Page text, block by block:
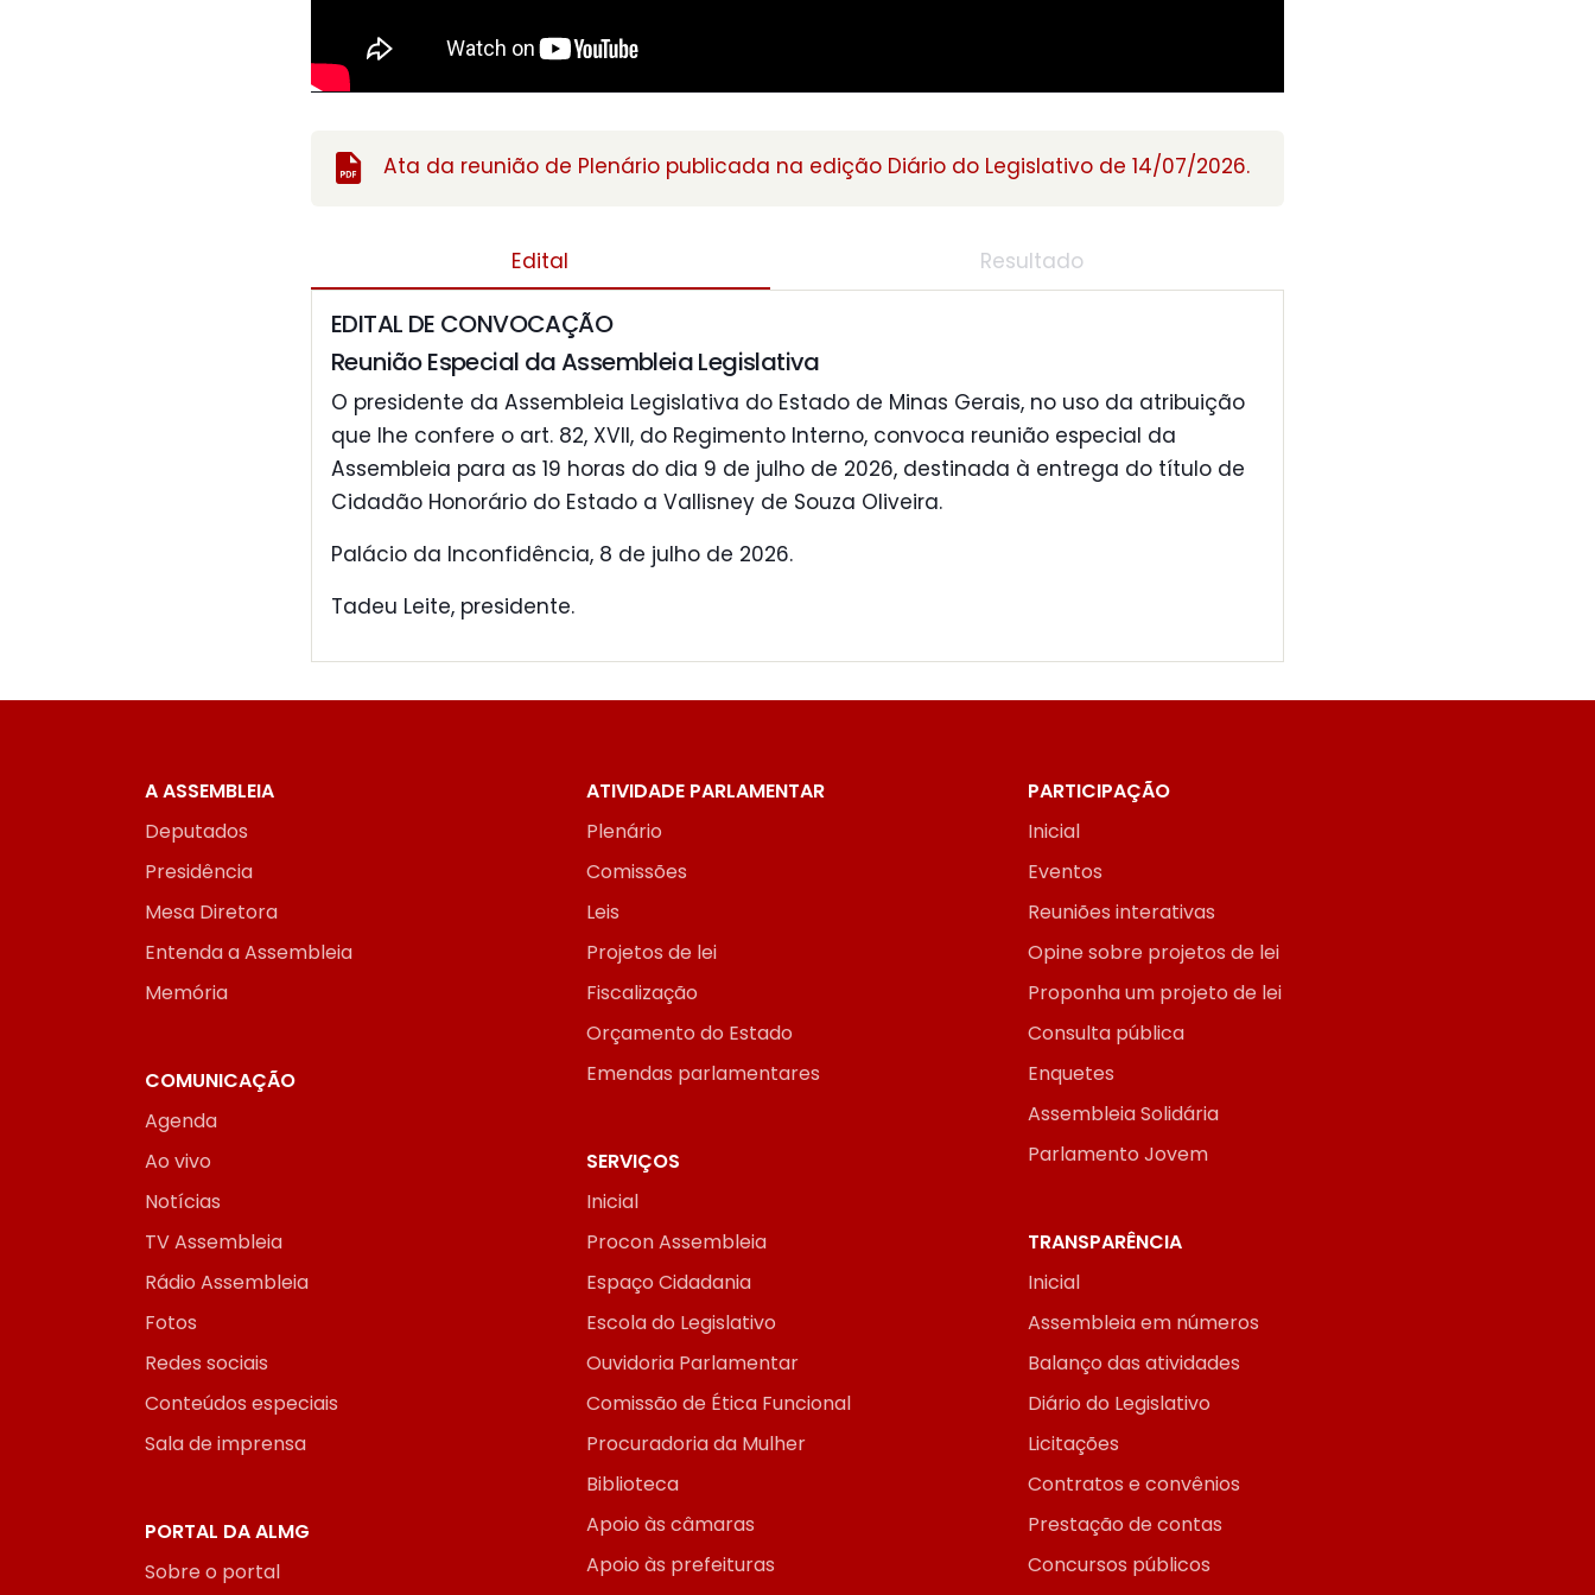
Ata da reunião de Plenário publicada na edição Diário do Legislativo de 14/07/2026.
Edital Resultado
EDITAL DE CONVOCAÇÃO
Reunião Especial da Assembleia Legislativa
O presidente da Assembleia Legislativa do Estado de Minas Gerais, no uso da atribuição
que lhe confere o art. 82, XVII, do Regimento Interno, convoca reunião especial da
Assembleia para as 19 horas do dia 9 de julho de 2026, destinada à entrega do título de
Cidadão Honorário do Estado a Vallisney de Souza Oliveira.
Palácio da Inconfidência, 8 de julho de 2026.
Tadeu Leite, presidente.
A ASSEMBLEIA
Deputados
Presidência
Mesa Diretora
Entenda a Assembleia
Memória
ATIVIDADE PARLAMENTAR
Plenário
Comissões
Leis
Projetos de lei
Fiscalização
Orçamento do Estado
Emendas parlamentares
PARTICIPAÇÃO
Inicial
Eventos
Reuniões interativas
Opine sobre projetos de lei
Proponha um projeto de lei
Consulta pública
Enquetes
Assembleia Solidária
Parlamento Jovem
COMUNICAÇÃO
Agenda
Ao vivo
Notícias
TV Assembleia
Rádio Assembleia
Fotos
Redes sociais
Conteúdos especiais
Sala de imprensa
SERVIÇOS
Inicial
Procon Assembleia
Espaço Cidadania
Escola do Legislativo
Ouvidoria Parlamentar
Comissão de Ética Funcional
Procuradoria da Mulher
Biblioteca
Apoio às câmaras
Apoio às prefeituras
TRANSPARÊNCIA
Inicial
Assembleia em números
Balanço das atividades
Diário do Legislativo
Licitações
Contratos e convênios
Prestação de contas
Concursos públicos
PORTAL DA ALMG
Sobre o portal